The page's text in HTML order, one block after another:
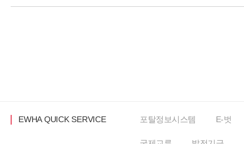
EWHA QUICK SERVICE 포탈정보시스템 E-벗